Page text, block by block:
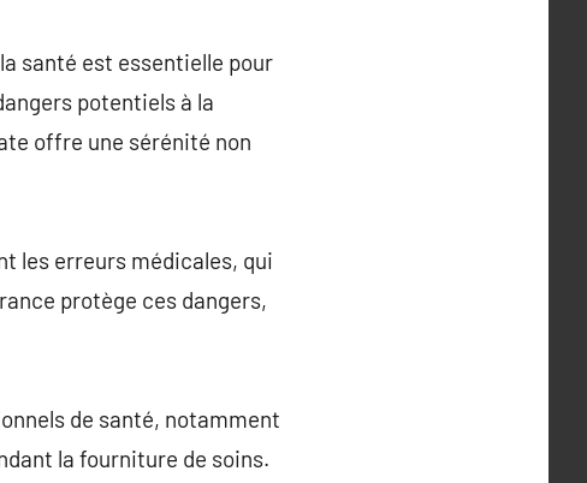
santé est essentielle pour
potentiels à la
offre une sérénité non
les erreurs médicales, qui
protège ces dangers,
de santé, notamment
la fourniture de soins.